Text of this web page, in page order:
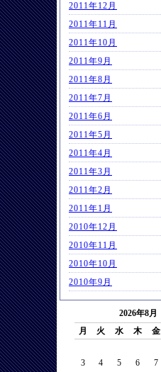
2011年12月
2011年11月
2011年10月
2011年9月
2011年8月
2011年7月
2011年6月
2011年5月
2011年4月
2011年3月
2011年2月
2011年1月
2010年12月
2010年11月
2010年10月
2010年9月
2026年8月
月
火 水 木 金
3
4 5 6 7